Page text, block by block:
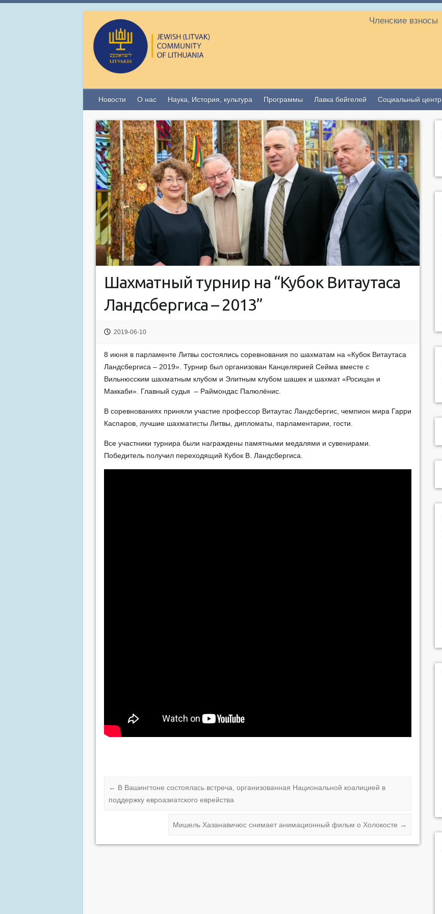
Членские взносы
Новости О нас Наука, История, культура Программы Лавка бейгелей Социальный центр
Шахматный турнир на “Кубок Витаутаса
Ландсбергиса – 2013”
2019-06-10
8 июня в парламенте Литвы состоялись соревнования по шахматам на «Кубок Витаутаса
Ландсбергиса – 2019». Турнир был организован Канцелярией Сейма вместе с
Вильнюсским шахматным клубом и Элитным клубом шашек и шахмат «Росицан и
Маккаби». Главный судья – Раймондас Палюлёнис.
В соревнованиях приняли участие профессор Витаутас Ландсбергис, чемпион мира Гарри
Каспаров, лучшие шахматисты Литвы, дипломаты, парламентарии, гости.
Все участники турнира были награждены памятными медалями и сувенирами.
Победитель получил переходящий Кубок В. Ландсбергиса.
← В Вашингтоне состоялась встреча, организованная Национальной коалицией в
поддержку евроазиатского еврейства
Мишель Хазанавичюс снимает анимационный фильм о Холокосте →